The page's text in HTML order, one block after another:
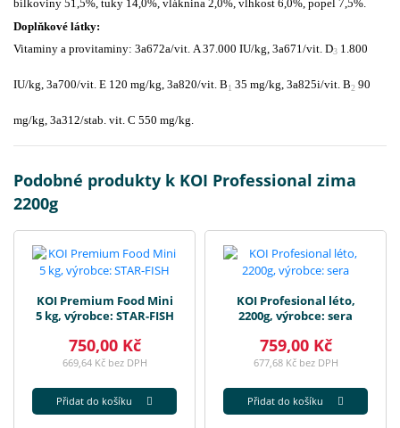
bílkoviny 51,5%, tuky 14,0%, vláknina 2,0%, vlhkost 6,0%, popel 7,5%.
Doplňkové látky:
Vitaminy a provitaminy: 3a672a/vit. A 37.000 IU/kg, 3a671/vit. D3 1.800
IU/kg, 3a700/vit. E 120 mg/kg, 3a820/vit. B1 35 mg/kg, 3a825i/vit. B2 90
mg/kg, 3a312/stab. vit. C 550 mg/kg.
Podobné produkty k KOI Professional zima
2200g
KOI Premium Food Mini
5 kg, výrobce: STAR-FISH
750,00 Kč
669,64 Kč bez DPH
Přidat do košíku
KOI Profesional léto,
2200g, výrobce: sera
759,00 Kč
677,68 Kč bez DPH
Přidat do košíku